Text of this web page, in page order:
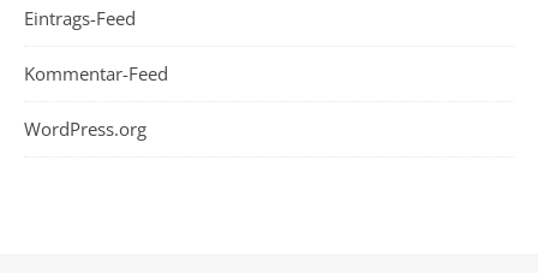
Eintrags-Feed
Kommentar-Feed
WordPress.org